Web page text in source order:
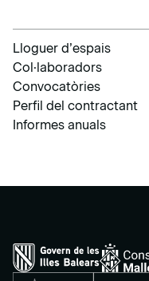
Lloguer d’espais
Col·laboradors
Convocatòries
Perfil del contractant
Informes anuals